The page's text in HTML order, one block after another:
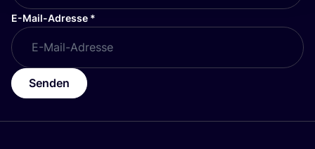
E-Mail-Adresse *
Senden